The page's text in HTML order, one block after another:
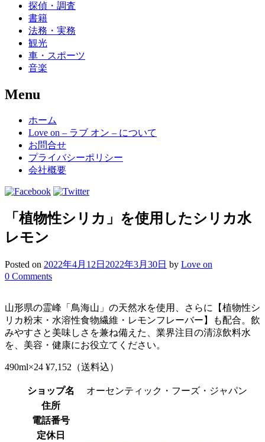
探偵・調査
書籍
法務・実務
観光
車・スポーツ
音楽
Menu
Skip
content
ホーム
Love on – ラブ オン – について
お問合せ
プライバシーポリシー
会社概要
「植物性シリカ」を使用したシリカ水
レモン
Posted on 2022年4月12日 2022年3月30日 by Love on
0 Comments
山形県の霊峰「鳥海山」の天然水を使用、さらに【植物性シ
リカ粉末・水溶性食物繊維・レモンフレーバー】も配合。飲
みやすさと美味しさを兼ね備えた、業界注目の清涼飲料水
を、美容・健康にお役立てください。
490ml×24 ¥7,152（送料込）
ショップ名
オーセンティック・フーズ・ジャパン
住所
電話番号
定休日